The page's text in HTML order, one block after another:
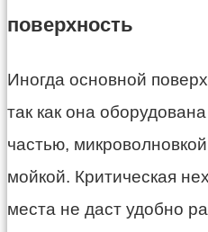
поверхность
Иногда основной
так как она
частью,
мойкой. Критическая
места не даст удобно